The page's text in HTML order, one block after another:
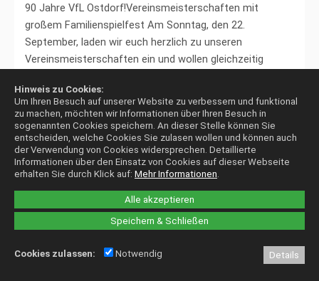
Alle akzeptieren
Speichern & Schließen
Hinweis zu Cookies:
Um Ihren Besuch auf unserer Website zu verbessern und funktional
zu machen, möchten wir Informationen über Ihren Besuch in
sogenannten Cookies speichern. An dieser Stelle können Sie
entscheiden, welche Cookies Sie zulasen wollen und können auch
der Verwendung von Cookies widersprechen. Detaillierte
Informationen über den Einsatz von Cookies auf dieser Webseite
erhalten Sie durch Klick auf: Mehr Informationen.
Cookies zulassen: Notwendig Details
90 Jahre VfL Ostdorf!Vereinsmeisterschaften mit
großem Familienspielfest Am Sonntag, den 22.
September, laden wir euch herzlich zu unseren
Vereinsmeisterschaften ein und wollen gleichzeitig
euch...
Weiterlesen